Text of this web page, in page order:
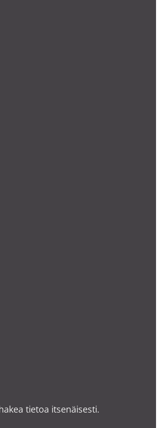
tietoa itsenäisesti.